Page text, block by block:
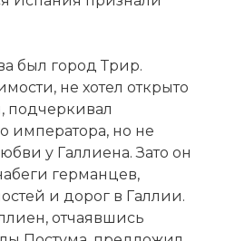
был город Трир.
не хотел открыто
подчеркивал
императора, но не
у Галлиена. Зато он
германцев,
и дорог в Галлии.
отчаявшись